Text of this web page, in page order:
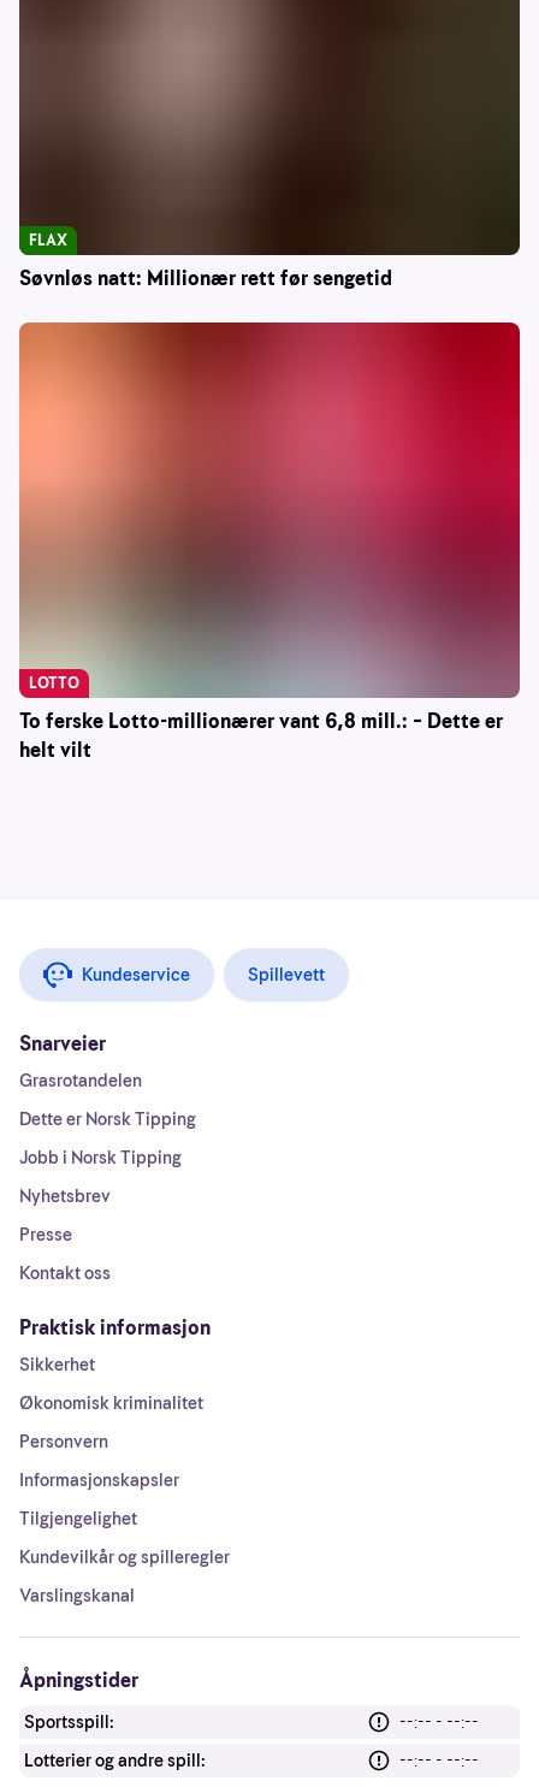
Søvnløs natt: Millionær rett før sengetid
FLAX
To ferske Lotto-millionærer vant 6,8 mill.: – Dette er
helt vilt
LOTTO
Kundeservice Spillevett
Snarveier
Grasrotandelen
Dette er Norsk Tipping
Jobb i Norsk Tipping
Nyhetsbrev
Presse
Kontakt oss
Praktisk informasjon
Sikkerhet
Økonomisk kriminalitet
Personvern
Informasjonskapsler
Tilgjengelighet
Kundevilkår og spilleregler
Varslingskanal
Åpningstider
Sportsspill:
--:-- - --:--
Lotterier og andre spill:
--:-- - --:--